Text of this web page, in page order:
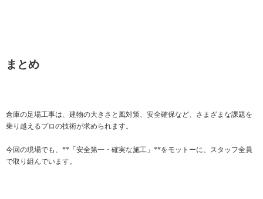
まとめ
倉庫の足場工事は、建物の大きさと風対策、安全確保など、さまざまな課題を
乗り越えるプロの技術が求められます。
今回の現場でも、**「安全第一・確実な施工」**をモットーに、スタッフ全員
で取り組んでいます。